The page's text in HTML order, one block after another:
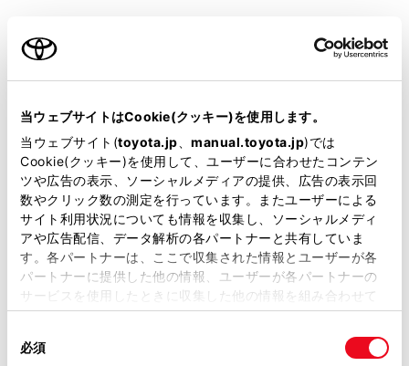
当ウェブサイトはCookie(クッキー)を使用します。
当ウェブサイト(toyota.jp manual.toyota.jp)では
Cookie(クッキー)を使用して、ユーザーに合わせたコンテン
ツや広告の表示、ソーシャルメディアの提供、広告の表示回
数やクリック数の測定を行っています。またユーザーによる
サイト利用状況についても情報を収集し、ソーシャルメディ
アや広告配信、データ解析の各パートナーと共有していま
す。各パートナーは、ここで収集された情報とユーザーが各
パートナーに提供した他の情報、ユーザーが各パートナーの
サービスを使用したときに収集した他の情報を組み合わせて
使用することがあります。当ウェブサイトの使用を続行する
必須
クルーズコントロール
ブラインドスポットモニター（後側方検知）
ドライブレコーダー
※ 記録媒体(SDカード等)は別途ご購入いただく場合がございます
ペダル踏み間違い急発進抑制装置
○